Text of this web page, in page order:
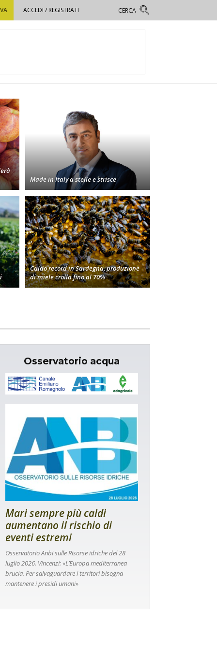
ACCEDI / REGISTRATI
Made in Italy a stelle e strisce
Caldo record in Sardegna, produzione
di miele crolla fino al 70%
Osservatorio acqua
Mari sempre più caldi
aumentano il rischio di
eventi estremi
Osservatorio Anbi sulle Risorse idriche del 28
luglio 2026. Vincenzi: «L’Europa mediterranea
brucia. Per salvaguardare i territori bisogna
mantenere i presidi umani»